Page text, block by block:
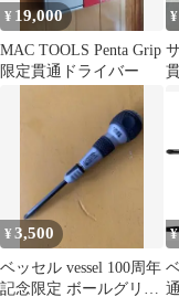
¥ 19,000
MAC TOOLS Penta Grip
限定貫通ドライバー
¥
¥3,500
ベッセル vessel 100周年
記念限定 ボールグリッ
¥